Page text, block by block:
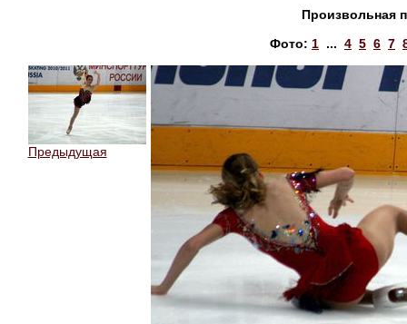
Произвольная
Фото: 1 ... 4 5 6 7
Предыдущая